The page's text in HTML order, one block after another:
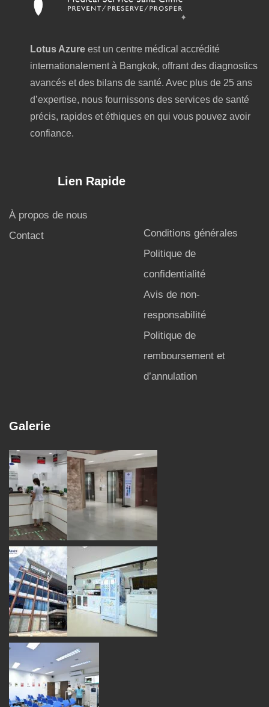
Lotus Azure est un centre médical accrédité
internationalement à Bangkok, offrant des diagnostics
avancés et des bilans de santé. Avec plus de 25 ans
d’expertise, nous fournissons des services de santé
précis, rapides et éthiques en qui vous pouvez avoir
confiance.
Lien Rapide
À propos de nous
Contact
Conditions générales
Politique de
confidentialité
Avis de non-
responsabilité
Politique de
remboursement et
d’annulation
Galerie